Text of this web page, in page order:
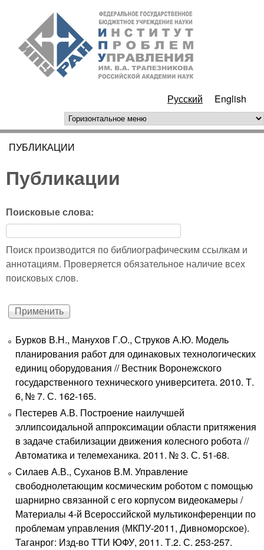
Перейти к основному
содержанию
РАН
Русский English
горизонтальное меню
Вы здесь
ПУБЛИКАЦИИ
Публикации
Поисковые слова:
Поиск производится по библиографическим ссылкам и
аннотациям. Проверяется обязательное наличие всех
поисковых слов.
Бурков В.Н., Манухов Г.О., Струков А.Ю. Модель
планирования работ для одинаковых технологических
единиц оборудования // Вестник Воронежского
государственного технического университета. 2010. Т.
6, № 7. С. 162-165.
Пестерев А.В. Построение наилучшей
эллипсоидальной аппроксимации области притяжения
в задаче стабилизации движения колесного робота //
Автоматика и телемеханика. 2011. № 3. С. 51-68.
Силаев А.В., Суханов В.М. Управление
свободнолетающим космическим роботом с помощью
шарнирно связанной с его корпусом видеокамеры /
Материалы 4-й Всероссийской мультиконференции по
проблемам управления (МКПУ-2011, Дивноморское).
Таганрог: Изд-во ТТИ ЮФУ, 2011. Т.2. С. 253-257.